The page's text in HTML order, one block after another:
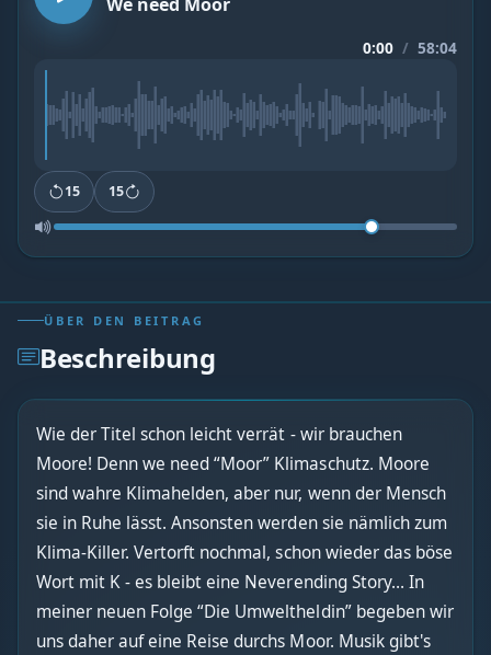
0:00 / 58:04
15 15
ÜBER DEN BEITRAG
Beschreibung
Wie der Titel schon leicht verrät - wir brauchen
Moore! Denn we need “Moor” Klimaschutz. Moore
sind wahre Klimahelden, aber nur, wenn der Mensch
sie in Ruhe lässt. Ansonsten werden sie nämlich zum
Klima-Killer. Vertorft nochmal, schon wieder das böse
Wort mit K - es bleibt eine Neverending Story… In
meiner neuen Folge “Die Umweltheldin” begeben wir
uns daher auf eine Reise durchs Moor. Musik gibt's